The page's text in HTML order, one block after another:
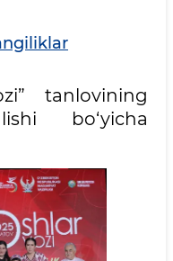
tanlovining
bo‘yicha